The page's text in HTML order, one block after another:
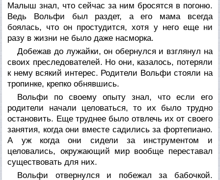
Малыш знал, что сейчас за ним бросятся в погоню.
Ведь Вольфи был раздет, а его мама всегда
боялась, что он простудится, хотя у него еще ни
разу в жизни не было даже насморка.
Добежав до лужайки, он обернулся и взглянул на
своих преследователей. Но они, казалось, потеряли
к нему всякий интерес. Родители Вольфи стояли на
тропинке, крепко обнявшись.
Вольфи по своему опыту знал, что если его
родители начали целоваться, то их было трудно
остановить. Еще труднее было отвлечь их от своего
занятия, когда они вместе садились за фортепиано.
А уж когда они сидели за инструментом и
целовались, окружающий мир вообще переставал
существовать для них.
Вольфи отвернулся и побежал за бабочкой.